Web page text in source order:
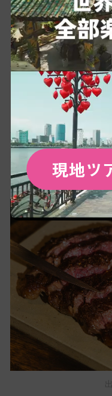
れたオーストラリア
す。牛肉本来の風味
はオリーブオイルと
や過剰な味付けは一
な引き算が素材の質
お店の看板メニュ
好きのための逸品。
れ、見た目の美しさ
からもこだわりを感
現地ツ